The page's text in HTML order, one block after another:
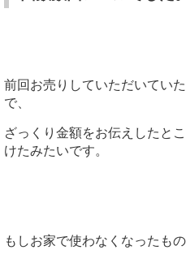
前回お売りしていただいてい
で、
ざっくり金額をお伝えしたと
けたみたいです。
もしお家で使わなくなったもの